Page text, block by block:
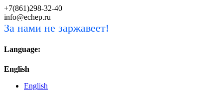
+7(861)298-32-40
info@echep.ru
За нами не заржавеет!
Language:
English
English